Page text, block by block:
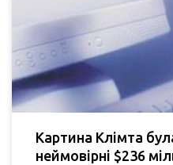
Картина Клімта
неймовірні $236